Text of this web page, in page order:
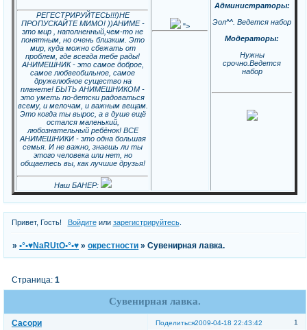
РЕГЕСТРИРУЙТЕСЬ!!!)НЕ
ПРОПУСКАЙТЕ МИМО! ))АНИМЕ -
это мир , наполненный,чем-то не
понятным, но очень близким. Это
мир, куда можно сбежать от
проблем, где всегда тебе рады!
АНИМЕШНИК - это самое доброе,
самое любвеобильное, самое
дружелюбное существо на
планете! БЫТЬ АНИМЕШНИКОМ -
это уметь по-детски радоваться
всему, и мелочам, и важным вещам.
Это когда ты вырос, а в душе ещё
остался маленький,
любознательный ребёнок! ВСЕ
АНИМЕШНИКИ - это одна большая
семья. И не важно, знаешь ли ты
этого человека или нет, но
общаетесь вы, как лучшие друзья!
Наш БАНЕР:
">
Администраторы:
Эол^^. Ведется набор
Модераторы:
Нужны
срочно.Ведется
набор
Привет, Гость! Войдитеили зарегистрируйтесь.
»•°•♥NaRUtO•°•♥ »окрестности »Сувенирная лавка.
Сувенирная лавка.
Страница:1
Поделиться 1
2009-04-18 22:43:42
Сасори